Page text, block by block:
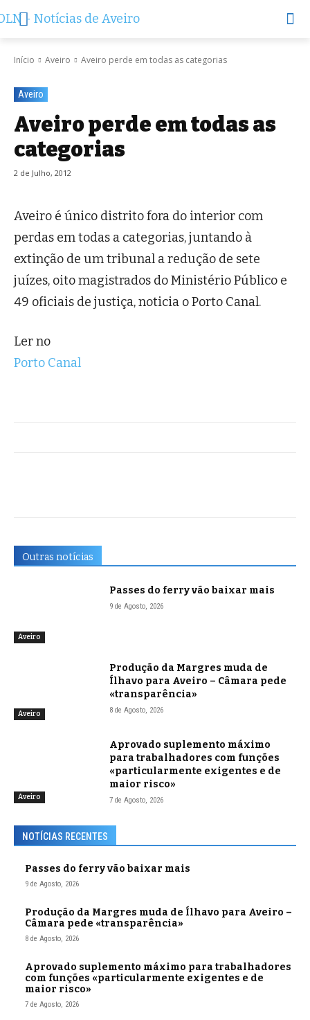
Início Aveiro Aveiro perde em todas as categorias
Aveiro
Aveiro perde em todas as
categorias
2 de Julho, 2012
Aveiro é único distrito fora do interior com
perdas em todas a categorias, juntando à
extinção de um tribunal a redução de sete
juízes, oito magistrados do Ministério Público e
49 oficiais de justiça, noticia o Porto Canal.
Ler no
Porto Canal
Outras notícias
Aveiro
Passes do ferry vão baixar mais
9 de Agosto, 2026
Aveiro
Produção da Margres muda de
Ílhavo para Aveiro – Câmara pede
«transparência»
8 de Agosto, 2026
Aveiro
Aprovado suplemento máximo
para trabalhadores com funções
«particularmente exigentes e de
maior risco»
7 de Agosto, 2026
NOTÍCIAS RECENTES
Passes do ferry vão baixar mais
9 de Agosto, 2026
Produção da Margres muda de Ílhavo para Aveiro –
Câmara pede «transparência»
8 de Agosto, 2026
Aprovado suplemento máximo para trabalhadores
com funções «particularmente exigentes e de
maior risco»
7 de Agosto, 2026